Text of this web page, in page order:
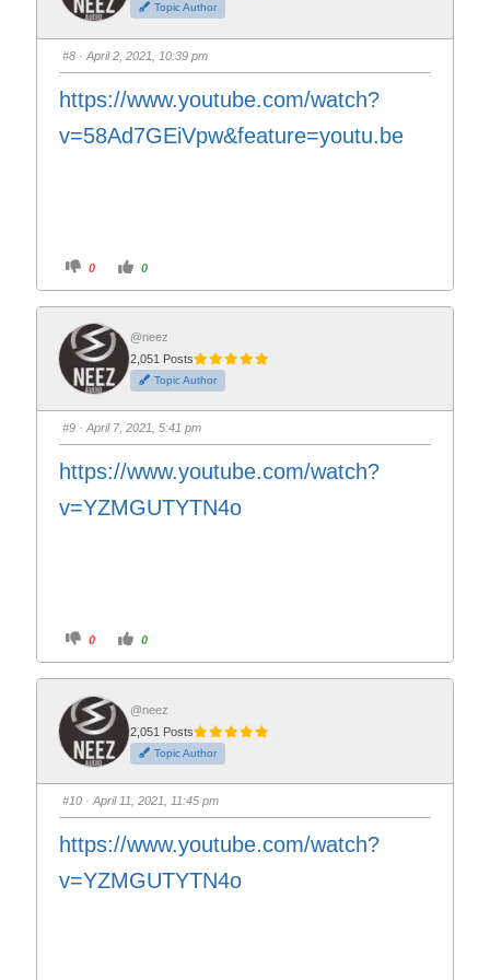
u
m
d
o
n
.
u
m
u
p
Topic Author
#8 · April 2, 2021, 10:39 pm
https://www.youtube.com/watch?
v=58Ad7GEiVpw&feature=youtu.be
C
i
k
f
o
r
t
h
u
m
b
d
o
n
.
0
C
i
k
o
r
t
h
u
m
b
u
p
0
@neez
2,051 Posts
Topic Author
#9 · April 7, 2021, 5:41 pm
https://www.youtube.com/watch?
v=YZMGUTYTN4o
C
i
f
o
r
t
h
u
m
b
d
o
n
.
0
C
i
o
r
t
h
u
m
b
u
p
0
@neez
2,051 Posts
Topic Author
#10 · April 11, 2021, 11:45 pm
https://www.youtube.com/watch?
v=YZMGUTYTN4o